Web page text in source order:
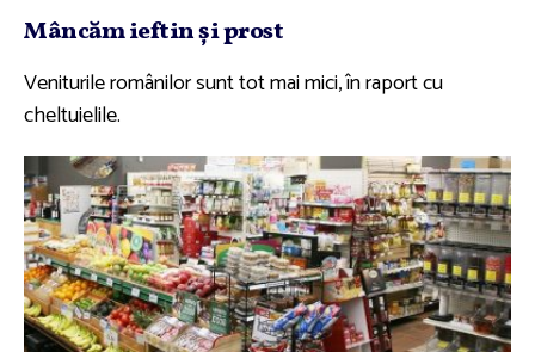
Mâncăm ieftin şi prost
Veniturile românilor sunt tot mai mici, în raport cu
cheltuielile.